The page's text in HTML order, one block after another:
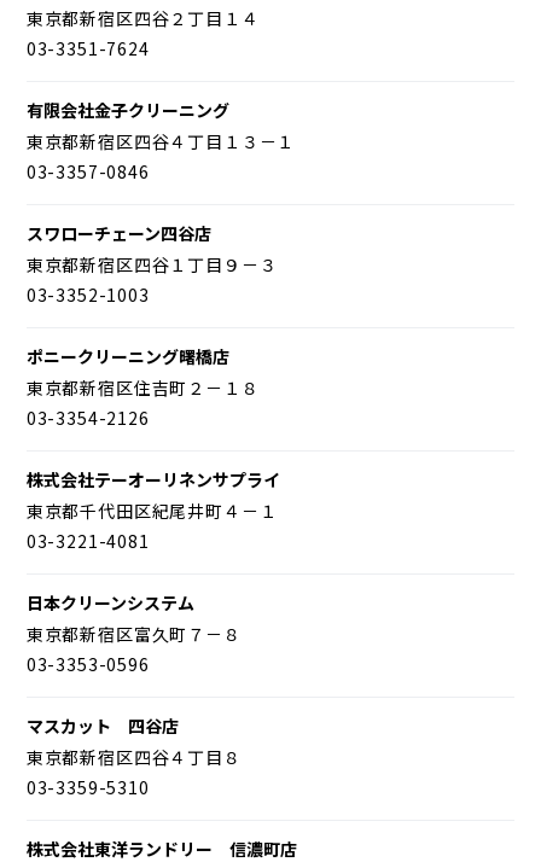
東京都新宿区四谷２丁目１４
03-3351-7624
有限会社金子クリーニング
東京都新宿区四谷４丁目１３－１
03-3357-0846
スワローチェーン四谷店
東京都新宿区四谷１丁目９－３
03-3352-1003
ポニークリーニング曙橋店
東京都新宿区住吉町２－１８
03-3354-2126
株式会社テーオーリネンサプライ
東京都千代田区紀尾井町４－１
03-3221-4081
日本クリーンシステム
東京都新宿区富久町７－８
03-3353-0596
マスカット 四谷店
東京都新宿区四谷４丁目８
03-3359-5310
株式会社東洋ランドリー 信濃町店